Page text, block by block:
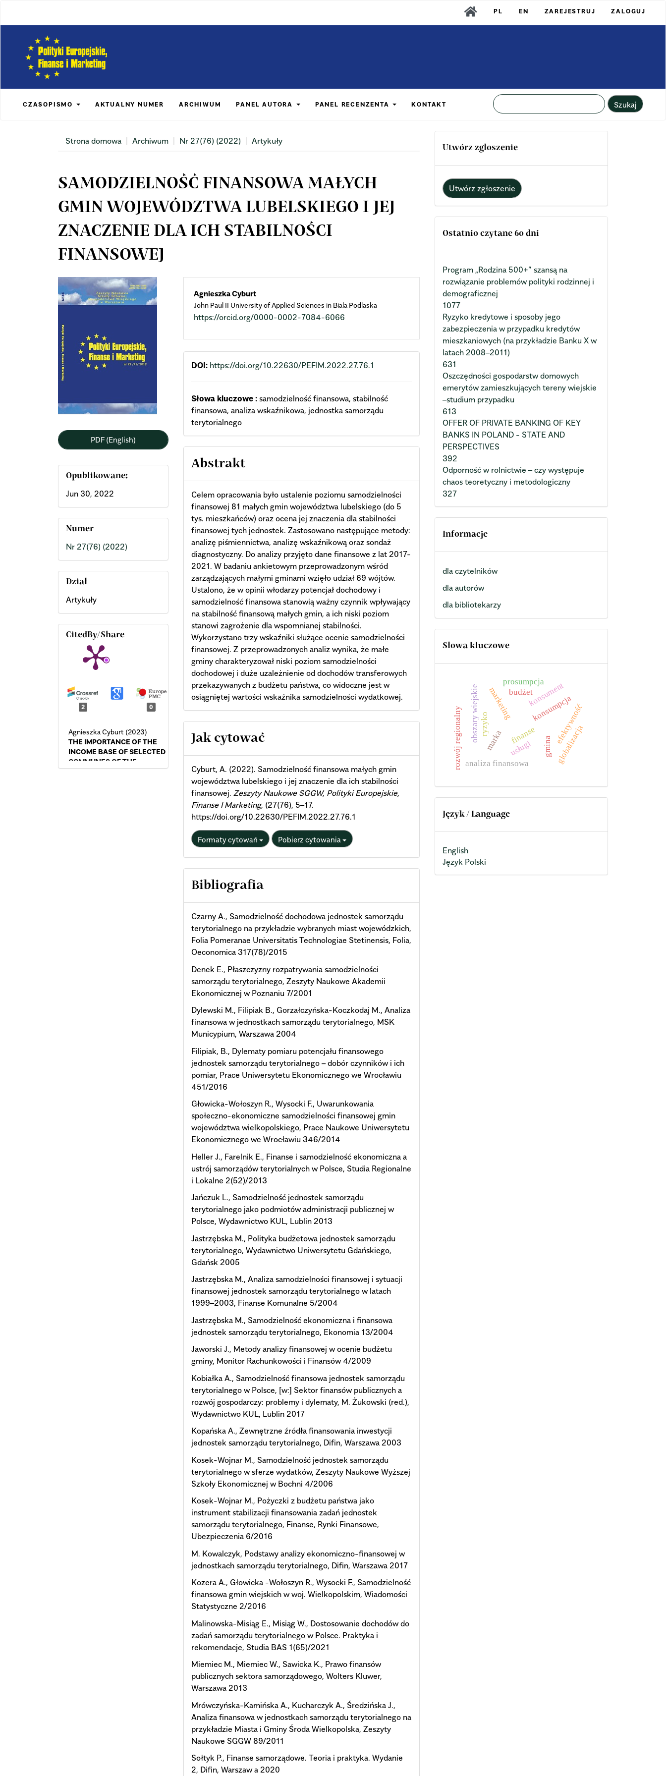
Content
Sidebar
PL EN ZAREJESTRUJ ZALOGUJ
CZASOPISMO AKTUALNY NUMER ARCHIWUM PANEL AUTORA PANEL RECENZENTA KONTAKT Szukaj
Strona domowa Archiwum Nr 27(76) (2022) Artykuły
SAMODZIELNOŚĆ FINANSOWA MAŁYCH
GMIN WOJEWÓDZTWA LUBELSKIEGO I JEJ
ZNACZENIE DLA ICH STABILNOŚCI
FINANSOWEJ
Article
PDF (English)
Opublikowane:
Jun 30, 2022
Numer
Nr 27(76) (2022)
Dział
Artykuły
CitedBy/Share
2 0
Agnieszka Cyburt (2023)
THE IMPORTANCE OF THE
INCOME BASE OF SELECTED
COMMUNES OF THE
EASTERN POLAND
Main
Article
Content
Agnieszka Cyburt
John Paul II University of Applied Sciences in Biala Podlaska
https://orcid.org/0000-0002-7084-6066
DOI: https://doi.org/10.22630/PEFIM.2022.27.76.1
Słowa kluczowe : samodzielność finansowa, stabilność
finansowa, analiza wskaźnikowa, jednostka samorządu
terytorialnego
Abstrakt
Celem opracowania było ustalenie poziomu samodzielności
finansowej 81 małych gmin województwa lubelskiego (do 5
tys. mieszkańców) oraz ocena jej znaczenia dla stabilności
finansowej tych jednostek. Zastosowano następujące metody:
analizę piśmiennictwa, analizę wskaźnikową oraz sondaż
diagnostyczny. Do analizy przyjęto dane finansowe z lat 2017-
2021. W badaniu ankietowym przeprowadzonym wśród
zarządzających małymi gminami wzięło udział 69 wójtów.
Ustalono, że w opinii włodarzy potencjał dochodowy i
samodzielność finansowa stanowią ważny czynnik wpływający
na stabilność finansową małych gmin, a ich niski poziom
stanowi zagrożenie dla wspomnianej stabilności.
Wykorzystano trzy wskaźniki służące ocenie samodzielności
finansowej. Z przeprowadzonych analiz wynika, że małe
gminy charakteryzował niski poziom samodzielności
dochodowej i duże uzależnienie od dochodów transferowych
przekazywanych z budżetu państwa, co widoczne jest w
osiągniętej wartości wskaźnika samodzielności wydatkowej.
Article
Details
Jak cytować
Cyburt, A. (2022). Samodzielność finansowa małych gmin
województwa lubelskiego i jej znaczenie dla ich stabilności
finansowej.Zeszyty Naukowe SGGW, Polityki Europejskie,
Finanse I Marketing, (27(76), 5–17.
https://doi.org/10.22630/PEFIM.2022.27.76.1
Formaty cytowań Pobierz cytowania
Bibliografia
Czarny A., Samodzielność dochodowa jednostek samorządu
terytorialnego na przykładzie wybranych miast wojewódzkich,
Folia Pomeranae Universitatis Technologiae Stetinensis, Folia,
Oeconomica 317(78)/2015
Denek E., Płaszczyzny rozpatrywania samodzielności
samorządu terytorialnego, Zeszyty Naukowe Akademii
Ekonomicznej w Poznaniu 7/2001
Dylewski M., Filipiak B., Gorzałczyńska-Koczkodaj M., Analiza
finansowa w jednostkach samorządu terytorialnego, MSK
Municypium, Warszawa 2004
Filipiak, B., Dylematy pomiaru potencjału finansowego
jednostek samorządu terytorialnego – dobór czynników i ich
pomiar, Prace Uniwersytetu Ekonomicznego we Wrocławiu
451/2016
Głowicka-Wołoszyn R., Wysocki F., Uwarunkowania
społeczno-ekonomiczne samodzielności finansowej gmin
województwa wielkopolskiego, Prace Naukowe Uniwersytetu
Ekonomicznego we Wrocławiu 346/2014
Heller J., Farelnik E., Finanse i samodzielność ekonomiczna a
ustrój samorządów terytorialnych w Polsce, Studia Regionalne
i Lokalne 2(52)/2013
Jańczuk L., Samodzielność jednostek samorządu
terytorialnego jako podmiotów administracji publicznej w
Polsce, Wydawnictwo KUL, Lublin 2013
Jastrzębska M., Polityka budżetowa jednostek samorządu
terytorialnego, Wydawnictwo Uniwersytetu Gdańskiego,
Gdańsk 2005
Jastrzębska M., Analiza samodzielności finansowej i sytuacji
finansowej jednostek samorządu terytorialnego w latach
1999–2003, Finanse Komunalne 5/2004
Jastrzębska M., Samodzielność ekonomiczna i finansowa
jednostek samorządu terytorialnego, Ekonomia 13/2004
Jaworski J., Metody analizy finansowej w ocenie budżetu
gminy, Monitor Rachunkowości i Finansów 4/2009
Kobiałka A., Samodzielność finansowa jednostek samorządu
terytorialnego w Polsce, [w:] Sektor finansów publicznych a
rozwój gospodarczy: problemy i dylematy, M. Żukowski (red.),
Wydawnictwo KUL, Lublin 2017
Kopańska A., Zewnętrzne źródła finansowania inwestycji
jednostek samorządu terytorialnego, Difin, Warszawa 2003
Kosek-Wojnar M., Samodzielność jednostek samorządu
terytorialnego w sferze wydatków, Zeszyty Naukowe Wyższej
Szkoły Ekonomicznej w Bochni 4/2006
Kosek-Wojnar M., Pożyczki z budżetu państwa jako
instrument stabilizacji finansowania zadań jednostek
samorządu terytorialnego, Finanse, Rynki Finansowe,
Ubezpieczenia 6/2016
M. Kowalczyk, Podstawy analizy ekonomiczno-finansowej w
jednostkach samorządu terytorialnego, Difin, Warszawa 2017
Kozera A., Głowicka -Wołoszyn R., Wysocki F., Samodzielność
finansowa gmin wiejskich w woj. Wielkopolskim, Wiadomości
Statystyczne 2/2016
Malinowska-Misiąg E., Misiąg W., Dostosowanie dochodów do
zadań samorządu terytorialnego w Polsce. Praktyka i
rekomendacje, Studia BAS 1(65)/2021
Miemiec M., Miemiec W., Sawicka K., Prawo finansów
publicznych sektora samorządowego, Wolters Kluwer,
Warszawa 2013
Mrówczyńska-Kamińska A., Kucharczyk A., Średzińska J.,
Analiza finansowa w jednostkach samorządu terytorialnego na
przykładzie Miasta i Gminy Środa Wielkopolska, Zeszyty
Naukowe SGGW 89/2011
Sołtyk P., Finanse samorządowe. Teoria i praktyka. Wydanie
2, Difin, Warszaw a 2020
Utwórz zgłoszenie
Utwórz zgłoszenie
Ostatnio czytane 60 dni
Program „Rodzina 500+” szansą na
rozwiązanie problemów polityki rodzinnej i
demograficznej
1077
Ryzyko kredytowe i sposoby jego
zabezpieczenia w przypadku kredytów
mieszkaniowych (na przykładzie Banku X w
latach 2008–2011)
631
Oszczędności gospodarstw domowych
emerytów zamieszkujących tereny wiejskie
–studium przypadku
613
OFFER OF PRIVATE BANKING OF KEY
BANKS IN POLAND - STATE AND
PERSPECTIVES
392
Odporność w rolnictwie – czy występuje
chaos teoretyczny i metodologiczny
327
Informacje
dla czytelników
dla autorów
dla bibliotekarzy
Słowa kluczowe
gmina
marka
marketing konsument
konsumpcja
obszary wiejskie finanse
prosumpcja
efektywność
globalizacja
usługi
analiza finansowa
budżet
ryzyko
rozwój regionalny
Język / Language
English
Język Polski